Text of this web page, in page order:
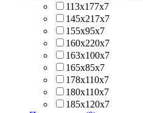
113x177x7
145x217x7
155x95x7
160x220x7
163x100x7
165x85x7
178x110x7
180x110x7
185x120x7